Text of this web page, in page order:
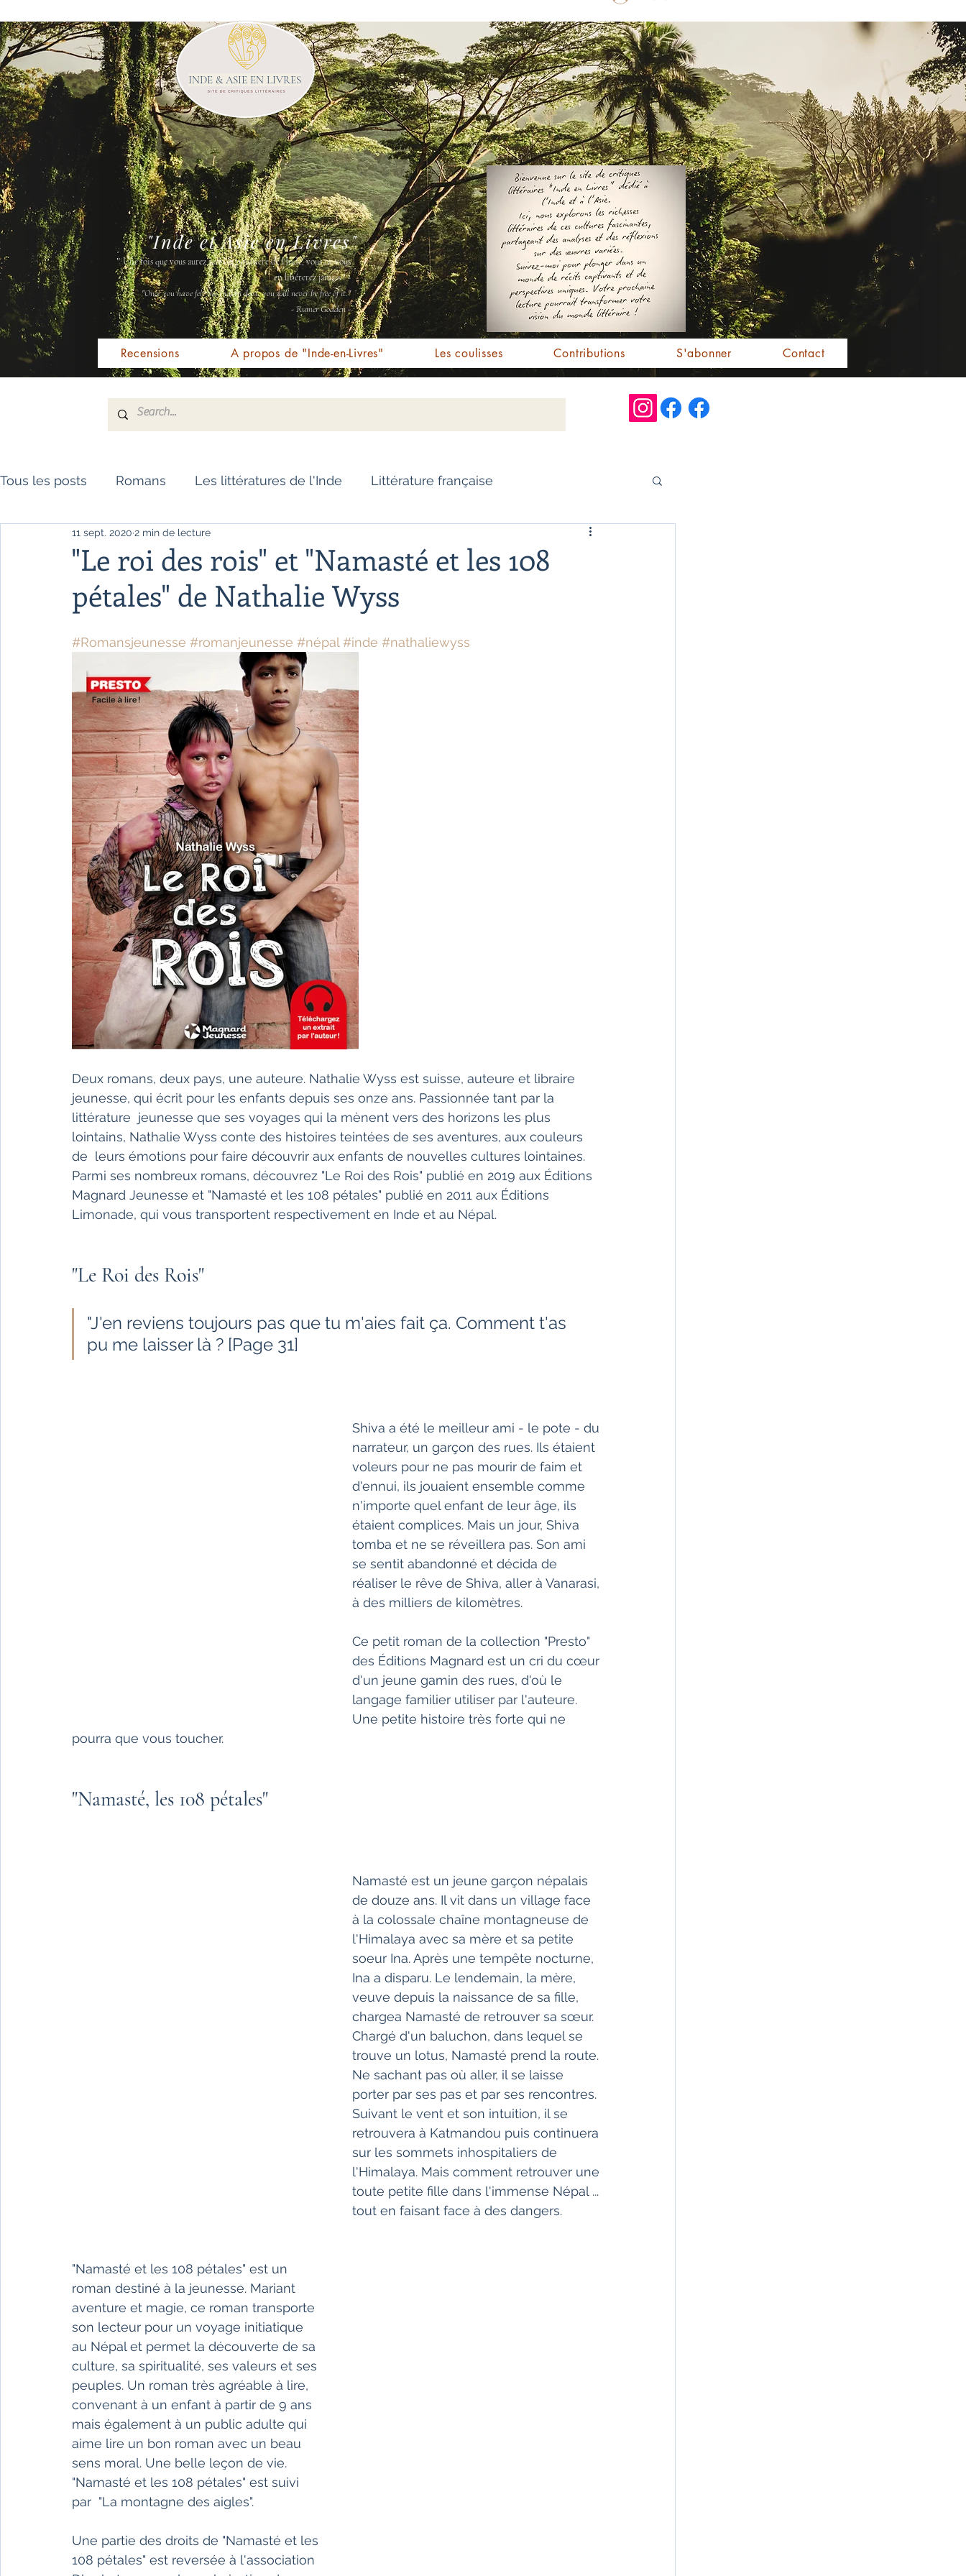
INDE & ASIE EN LIVRES
"Une fois que vous aurez senti la poussière de l'Inde, vous ne vous
en libérerez jamais " -
"Once you have felt the Indian dust, you will never be free of it."
- Rumer Godden -
"Inde et Asie en Livres"
Recensions A propos de "Inde-en-Livres" Les coulisses Contributions S'abonner Contact
Tous les posts Romans Les littératures de l'Inde Littérature française
Livres de référence Dictionnaire
Témoignages / Récits Romans jeunesse Essai Personnalités indiennes
Fêtes indiennes Spiritualité Ayurveda Bien-être Littérature hindi
Littérature tamoule Littérature bengali Littérature malayalam
L'Inde vue par l'Occident Yoga Histoire de l'Inde par les livres
Littérature anglo-saxonne Littérature du Bangladesh
Littérature népalaise Littérature sri-lankaise Contes
"Le roi des rois" et "Namasté et les 108
pétales" de Nathalie Wyss
11 sept. 2020 2 min de lecture
#Romansjeunesse #romanjeunesse #népal #inde #nathaliewyss
Deux romans, deux pays, une auteure. Nathalie Wyss est suisse, auteure et libraire
jeunesse, qui écrit pour les enfants depuis ses onze ans. Passionnée tant par la
littérature  jeunesse que ses voyages qui la mènent vers des horizons les plus
lointains, Nathalie Wyss conte des histoires teintées de ses aventures, aux couleurs
de  leurs émotions pour faire découvrir aux enfants de nouvelles cultures lointaines.
Parmi ses nombreux romans, découvrez "Le Roi des Rois" publié en 2019 aux Éditions
Magnard Jeunesse et "Namasté et les 108 pétales" publié en 2011 aux Éditions
Limonade, qui vous transportent respectivement en Inde et au Népal.
"Le Roi des Rois"
"J'en reviens toujours pas que tu m'aies fait ça. Comment t'as
pu me laisser là ? [Page 31]
Shiva a été le meilleur ami - le pote - du
narrateur, un garçon des rues. Ils étaient
voleurs pour ne pas mourir de faim et
d'ennui, ils jouaient ensemble comme
n'importe quel enfant de leur âge, ils
étaient complices. Mais un jour, Shiva
tomba et ne se réveillera pas. Son ami
se sentit abandonné et décida de
réaliser le rêve de Shiva, aller à Vanarasi,
à des milliers de kilomètres.
Ce petit roman de la collection "Presto"
des Éditions Magnard est un cri du cœur
d'un jeune gamin des rues, d'où le
langage familier utiliser par l'auteure.
Une petite histoire très forte qui ne
pourra que vous toucher.
"Namasté, les 108 pétales"
Namasté est un jeune garçon népalais
de douze ans. Il vit dans un village face
à la colossale chaîne montagneuse de
l'Himalaya avec sa mère et sa petite
soeur Ina. Après une tempête nocturne,
Ina a disparu. Le lendemain, la mère,
veuve depuis la naissance de sa fille,
chargea Namasté de retrouver sa sœur.
Chargé d'un baluchon, dans lequel se
trouve un lotus, Namasté prend la route.
Ne sachant pas où aller, il se laisse
porter par ses pas et par ses rencontres.
Suivant le vent et son intuition, il se
retrouvera à Katmandou puis continuera
sur les sommets inhospitaliers de
l'Himalaya. Mais comment retrouver une
toute petite fille dans l'immense Népal ...
tout en faisant face à des dangers.
"Namasté et les 108 pétales" est un
roman destiné à la jeunesse. Mariant
aventure et magie, ce roman transporte
son lecteur pour un voyage initiatique
au Népal et permet la découverte de sa
culture, sa spiritualité, ses valeurs et ses
peuples. Un roman très agréable à lire,
convenant à un enfant à partir de 9 ans
mais également à un public adulte qui
aime lire un bon roman avec un beau
sens moral. Une belle leçon de vie.
"Namasté et les 108 pétales" est suivi
par  "La montagne des aigles".
Une partie des droits de "Namasté et les
108 pétales" est reversée à l'association